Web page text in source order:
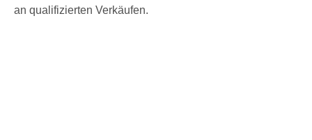
an qualifizierten Verkäufen.